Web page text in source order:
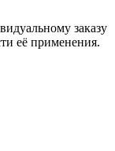
заказу
её применения.